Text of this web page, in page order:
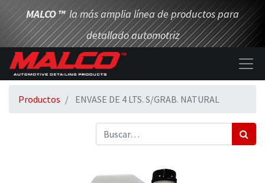
MALCO™ la más amplia línea de productos para
detallado automotriz
Productos ENVASE DE 4 LTS. S/GRAB. NATURAL